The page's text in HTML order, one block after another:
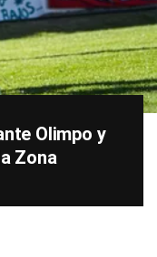
Olimpo y
Zona